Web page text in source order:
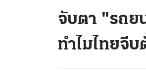
จับตา "รถย
ทำไมไทยจี